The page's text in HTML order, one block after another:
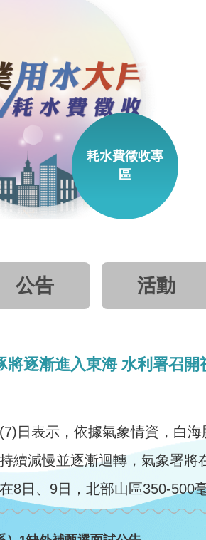
耗水費徵收專
區
公告 活動
將逐漸進入東海 水利署召
表示，依據氣象情資，白海
續減慢並逐漸迴轉，氣象署
8日、9日，北部山區350-500